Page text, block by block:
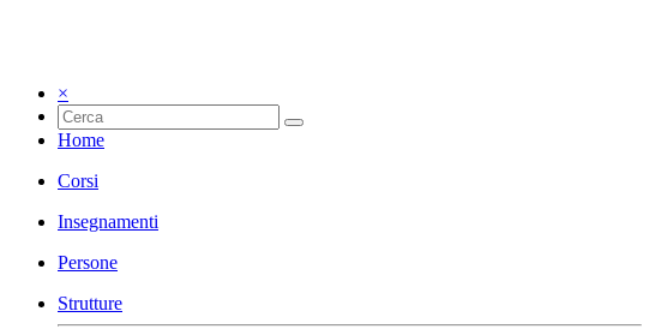
×
Home
Corsi
Insegnamenti
Persone
Strutture